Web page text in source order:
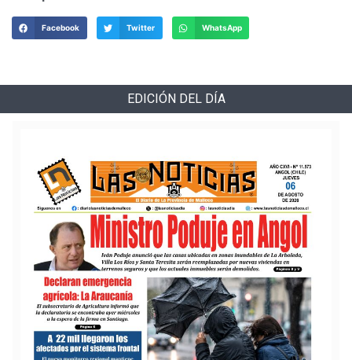
Facebook Twitter WhatsApp
EDICIÓN DEL DÍA